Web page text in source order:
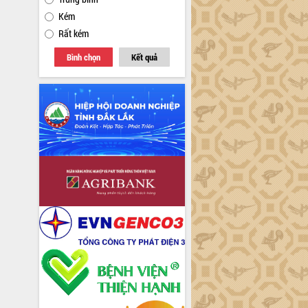
Kém
Rất kém
Bình chọn Kết quả